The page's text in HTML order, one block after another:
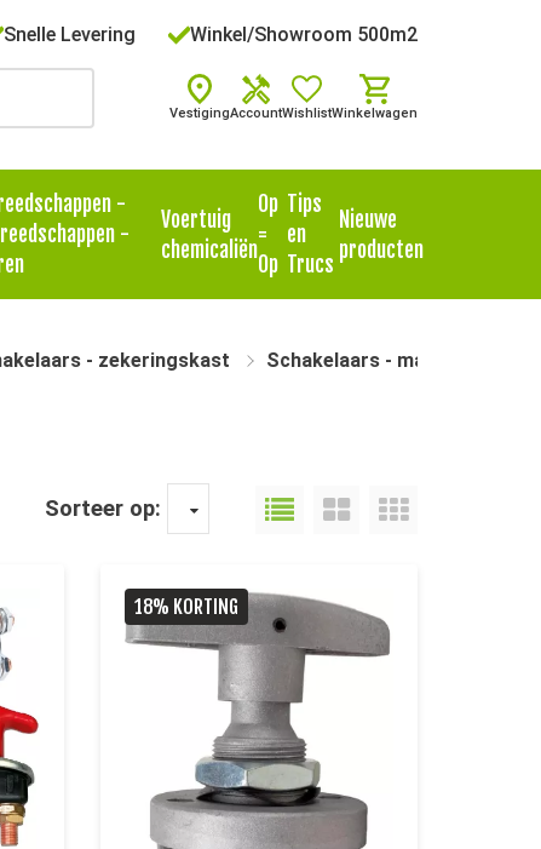
Snelle Levering Winkel/Showroom 500m2
VestigingAccountWishlistWinkelwagen
-
-
Voertuig
chemicaliën
Op
=
Op
Tips
en
Trucs
Nieuwe
producten
- zekeringskast Schakelaars -
Sorteer op:
18% KORTING